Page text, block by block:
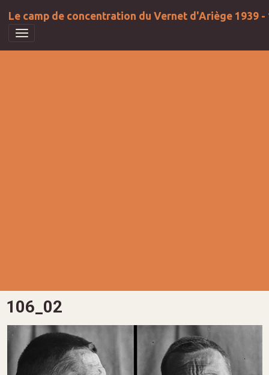
Le camp de concentration du Vernet d'Ariège 1939 -
106_02